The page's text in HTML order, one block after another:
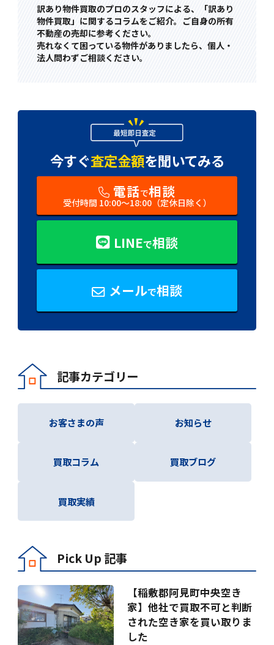
訳あり物件買取のプロのスタッフによる、「訳あり
物件買取」に関するコラムをご紹介。ご自身の所有
不動産の売却に参考ください。
売れなくて困っている物件がありましたら、個人・
法人問わずご相談ください。
今すぐ査定金額を聞いてみる
電話で相談
受付時間 10:00〜18:00（定休日除く）
LINEで相談
メールで相談
記事カテゴリー
お客さまの声 お知らせ
買取コラム 買取ブログ
買取実績
Pick Up 記事
【稲敷郡阿見町中央空き
家】他社で買取不可と判断
された空き家を買い取りま
した